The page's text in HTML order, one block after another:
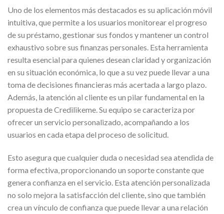
Uno de los elementos más destacados es su aplicación móvil
intuitiva, que permite a los usuarios monitorear el progreso
de su préstamo, gestionar sus fondos y mantener un control
exhaustivo sobre sus finanzas personales. Esta herramienta
resulta esencial para quienes desean claridad y organización
en su situación económica, lo que a su vez puede llevar a una
toma de decisiones financieras más acertada a largo plazo.
Además, la atención al cliente es un pilar fundamental en la
propuesta de Credilikeme. Su equipo se caracteriza por
ofrecer un servicio personalizado, acompañando a los
usuarios en cada etapa del proceso de solicitud.
Esto asegura que cualquier duda o necesidad sea atendida de
forma efectiva, proporcionando un soporte constante que
genera confianza en el servicio. Esta atención personalizada
no solo mejora la satisfacción del cliente, sino que también
crea un vínculo de confianza que puede llevar a una relación